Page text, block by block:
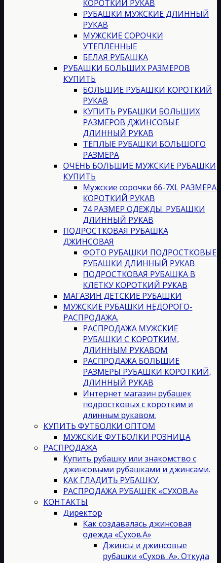
КОРОТКИЙ РУКАВ
РУБАШКИ МУЖСКИЕ ДЛИННЫЙ
РУКАВ
МУЖСКИЕ СОРОЧКИ
УТЕПЛЕННЫЕ
БЕЛАЯ РУБАШКА
РУБАШКИ БОЛЬШИХ РАЗМЕРОВ
КУПИТЬ
БОЛЬШИЕ РУБАШКИ КОРОТКИЙ
РУКАВ
КУПИТЬ РУБАШКИ БОЛЬШИХ
РАЗМЕРОВ ДЖИНСОВЫЕ
ДЛИННЫЙ РУКАВ
ТЕПЛЫЕ РУБАШКИ БОЛЬШОГО
РАЗМЕРА
ОЧЕНЬ БОЛЬШИЕ МУЖСКИЕ РУБАШКИ
КУПИТЬ
Мужские сорочки 66-7XL РАЗМЕРА
КОРОТКИЙ РУКАВ
74 РАЗМЕР ОДЕЖДЫ. РУБАШКИ
ДЛИННЫЙ РУКАВ
ПОДРОСТКОВАЯ РУБАШКА
ДЖИНСОВАЯ
ФОТО РУБАШКИ ПОДРОСТКОВЫЕ
РУБАШКИ ДЛИННЫЙ РУКАВ
ПОДРОСТКОВАЯ РУБАШКА В
КЛЕТКУ КОРОТКИЙ РУКАВ
МАГАЗИН ДЕТСКИЕ РУБАШКИ
МУЖСКИЕ РУБАШКИ НЕДОРОГО-
РАСПРОДАЖА.
РАСПРОДАЖА МУЖСКИЕ
РУБАШКИ С КОРОТКИМ,
ДЛИННЫМ РУКАВОМ
РАСПРОДАЖА БОЛЬШИЕ
РАЗМЕРЫ РУБАШКИ КОРОТКИЙ,
ДЛИННЫЙ РУКАВ
Интернет магазин рубашек
подростковых с коротким и
длинным рукавом.
КУПИТЬ ФУТБОЛКИ ОПТОМ
МУЖСКИЕ ФУТБОЛКИ РОЗНИЦА
РАСПРОДАЖА
Купить рубашку или знакомство с
джинсовыми рубашками и джинсами.
КАК ГЛАДИТЬ РУБАШКУ.
РАСПРОДАЖА РУБАШЕК «СУХОВ.А»
КОНТАКТЫ
Директор
Как создавалась джинсовая
одежда «Сухов.А»
Джинсы и джинсовые
рубашки «Сухов .А». Откуда